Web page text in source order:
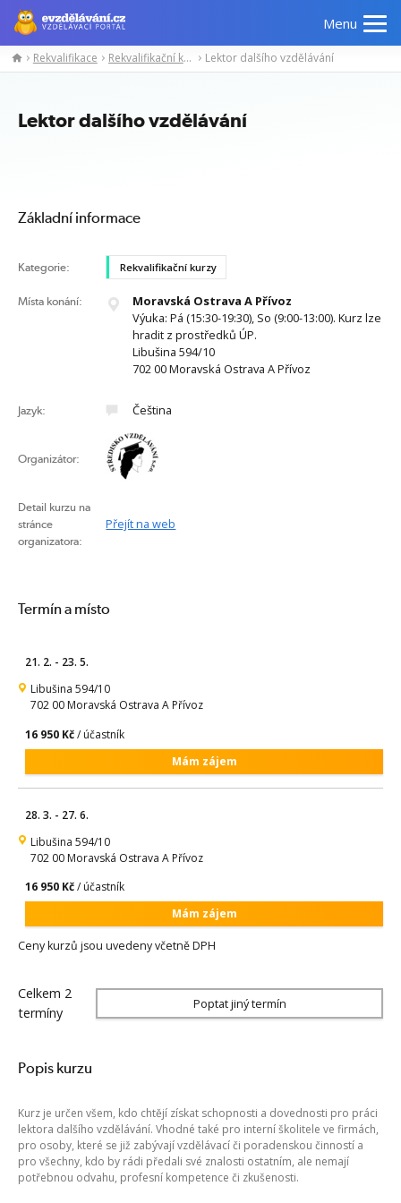
Menu
Manažerské
Odborné
Počítačové
Rekvalifikace Rekvalifikační kurzy Lektor dalšího vzdělávání
Lektor dalšího vzdělávání
Základní informace
Kategorie: Rekvalifikační kurzy
Místa konání:
Moravská Ostrava A Přívoz
Výuka: Pá (15:30-19:30), So (9:00-13:00). Kurz lze
hradit z prostředků ÚP.
Libušina 594/10
702 00 Moravská Ostrava A Přívoz
Jazyk: Čeština
Organizátor:
Detail kurzu na
stránce
organizatora:
Přejít na web
Termín a místo
21. 2. - 23. 5.
Libušina 594/10
702 00 Moravská Ostrava A Přívoz
16 950 Kč/ účastník
Mám zájem
28. 3. - 27. 6.
Libušina 594/10
702 00 Moravská Ostrava A Přívoz
16 950 Kč/ účastník
Mám zájem
Ceny kurzů jsou uvedeny včetně DPH
Celkem 2
termíny
Poptat jiný termín
Popis kurzu
Kurz je určen všem, kdo chtějí získat schopnosti a dovednosti pro práci
lektora dalšího vzdělávání. Vhodné také pro interní školitele ve firmách,
pro osoby, které se již zabývají vzdělávací či poradenskou činností a
pro všechny, kdo by rádi předali své znalosti ostatním, ale nemají
potřebnou odvahu, profesní kompetence či zkušenosti.